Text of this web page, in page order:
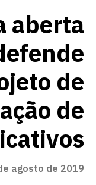
aberta
de
de
agosto de 2019